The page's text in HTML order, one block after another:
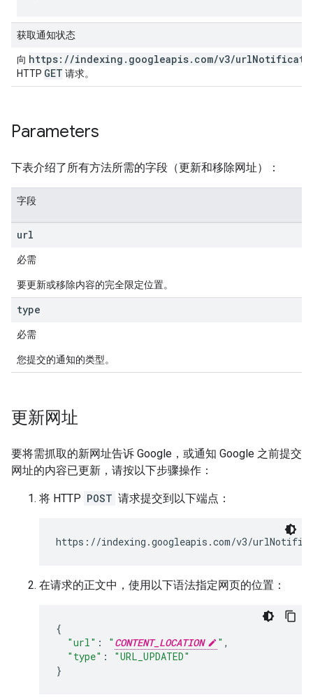
获取通知状态
向 https://indexing.googleapis.com/v3/
HTTP GET 请求。
Parameters
下表介绍了所有方法所需的字段（更新和移除网址）：
字段
url
必需
要更新或移除内容的完全限定位置。
type
必需
您提交的通知的类型。
更新网址
要将需抓取的新网址告诉 Google，或通知 Google 之前提交
网址的内容已更新，请按以下步骤操作：
将 HTTP POST 请求提交到以下端点：
https://indexing.googleapis.com/v3/
在请求的正文中，使用以下语法指定网页的位置：
{
"url" : " CONTENT_LOCATION " ,
"type" :
"URL_UPDATED"
}